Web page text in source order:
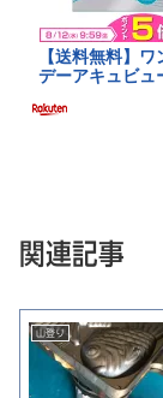
関連記事
山登り